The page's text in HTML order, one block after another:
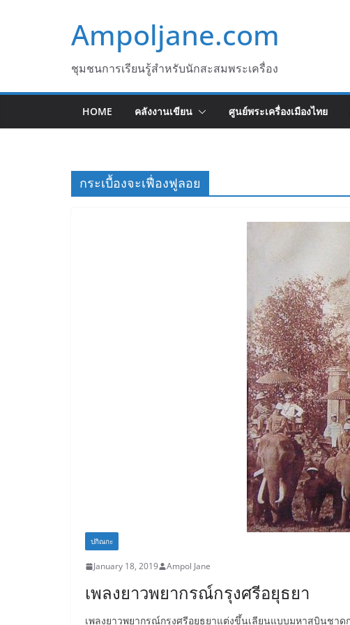
Ampoljane.com
ชุมชนการเรียนรู้สำหรับนักสะสมพระเครื่อง
HOME คลังงานเขียน ศูนย์พระเครื่องเมืองไทย
กระเบื้องจะเฟื่องฟูลอย
ปกิณกะ
January 18, 2019 Ampol Jane
เพลงยาวพยากรณ์กรุงศรีอยุธยา
เพลงยาวพยากรณ์กรุงศรีอยุธยาแต่งขึ้นเลียนแบบมหาสุบินชา